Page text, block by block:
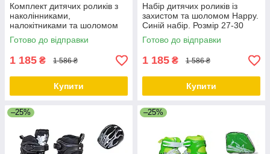
Комплект дитячих роликів з
наколінниками,
налокітниками та шоломом
Happy. Бірюзовий колір.
Розмір 29-33
Готово до відправки
1 185 ₴ 1 586 ₴
Купити
Набір дитячих роликів із
захистом та шоломом Happy.
Синій набір. Розмір 27-30
Готово до відправки
1 185 ₴ 1 586 ₴
Купити
–25% –25%